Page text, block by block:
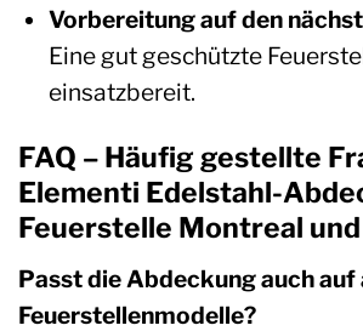
Vorbereitung auf den
Eine gut geschützte
einsatzbereit.
FAQ – Häufig gestellte
Elementi Edelstahl-
Feuerstelle Montreal und
Passt die Abdeckung auch auf
Feuerstellenmodelle?